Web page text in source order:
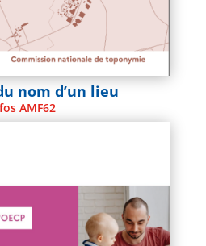
nom d’un lieu
AMF62